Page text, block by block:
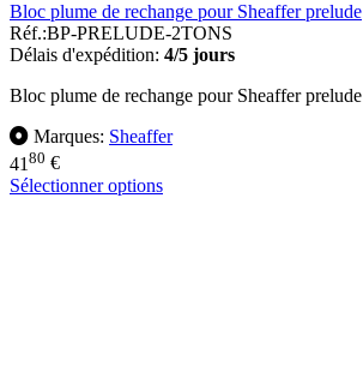
Bloc plume de rechange pour Sheaffer prelude
Réf.:BP-PRELUDE-2TONS
Délais d'expédition: 4/5 jours
Bloc plume de rechange pour Sheaffer prelude
Marques: Sheaffer
41 80 €
Sélectionner options